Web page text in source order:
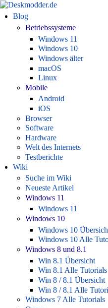
Blog
Betriebssysteme
Windows 11
Windows 10
Windows älter
macOS
Linux
Mobile
Android
iOS
Browser
Software
Hardware
Welt des Internets
Testberichte
Wiki
Suche im Wiki
Neueste Artikel
Windows 11
Windows 11
Windows 10
Windows 10
Windows 10 Alle
Windows 8 und 8.1
Win 8.1 Übersicht
Win 8.1 Alle Tutorials
Win 8 / 8.1 Übersicht
Win 8 / 8.1 Alle
Windows 7 Alle Tutorials